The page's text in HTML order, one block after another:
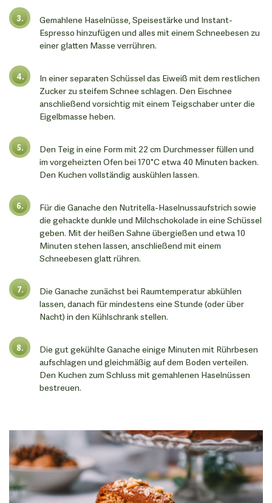
Gemahlene Haselnüsse, Speisestärke und Instant-
Espresso hinzufügen und alles mit einem Schneebesen zu
einer glatten Masse verrühren.
In einer separaten Schüssel das Eiweiß mit dem restlichen
Zucker zu steifem Schnee schlagen. Den Eischnee
anschließend vorsichtig mit einem Teigschaber unter die
Eigelbmasse heben.
Den Teig in eine Form mit 22 cm Durchmesser füllen und
im vorgeheizten Ofen bei 170°C etwa 40 Minuten backen.
Den Kuchen vollständig auskühlen lassen.
Für die Ganache den Nutritella-Haselnussaufstrich sowie
die gehackte dunkle und Milchschokolade in eine Schüssel
geben. Mit der heißen Sahne übergießen und etwa 10
Minuten stehen lassen, anschließend mit einem
Schneebesen glatt rühren.
Die Ganache zunächst bei Raumtemperatur abkühlen
lassen, danach für mindestens eine Stunde (oder über
Nacht) in den Kühlschrank stellen.
Die gut gekühlte Ganache einige Minuten mit Rührbesen
aufschlagen und gleichmäßig auf dem Boden verteilen.
Den Kuchen zum Schluss mit gemahlenen Haselnüssen
bestreuen.